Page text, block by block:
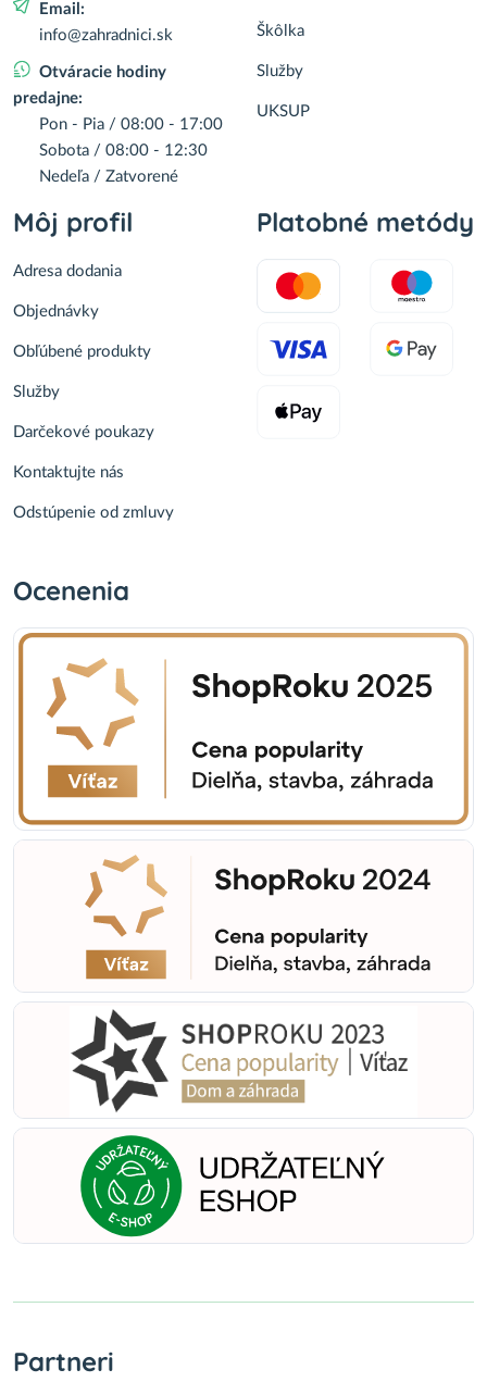
Email:
info@zahradnici.sk
Otváracie hodiny
predajne:
Pon - Pia / 08:00 - 17:00
Sobota / 08:00 - 12:30
Nedeľa / Zatvorené
Škôlka
Služby
UKSUP
Môj profil
Adresa dodania
Objednávky
Obľúbené produkty
Služby
Darčekové poukazy
Kontaktujte nás
Odstúpenie od zmluvy
Platobné metódy
Ocenenia
Partneri